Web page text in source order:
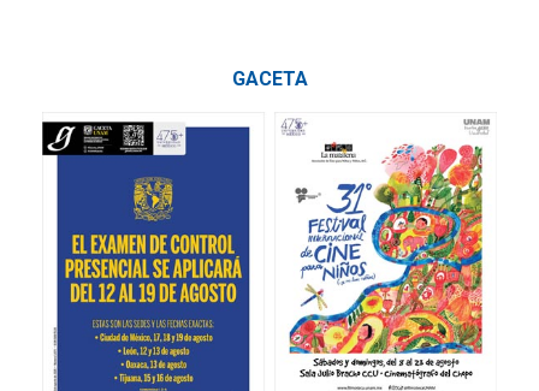
GACETA